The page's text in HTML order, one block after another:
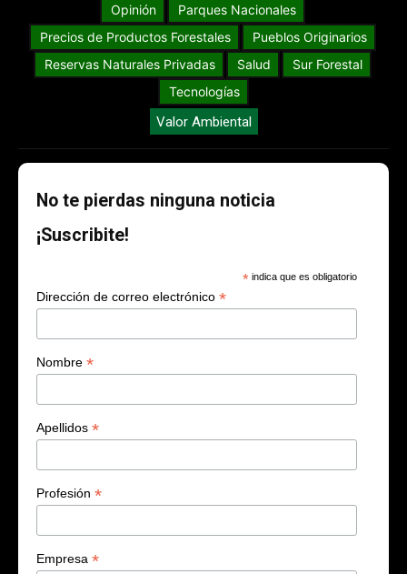
Opinión
Parques Nacionales
Precios de Productos Forestales
Pueblos Originarios
Reservas Naturales Privadas
Salud
Sur Forestal
Tecnologías
Valor Ambiental
No te pierdas ninguna noticia
¡Suscribite!
* indica que es obligatorio
Dirección de correo electrónico *
Nombre *
Apellidos *
Profesión *
Empresa *